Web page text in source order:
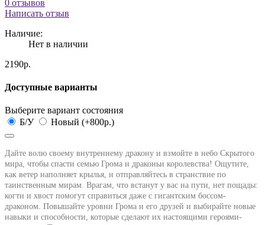
0 отзывов
Написать отзыв
Наличие:
Нет в наличии
2190р.
Доступные варианты
Выберите вариант состояния
Б/У
Новый (+800р.)
Дайте волю своему внутреннему дракону и взмойте в небо Скрытого
мира, чтобы спасти семью Грома и драконьи королевства! Ощутите,
как ветер наполняет крылья, и отправляйтесь в странствие по
таинственным мирам. Врагам, что встанут у вас на пути, нет пощады:
когти и хвост помогут справиться даже с гигантским боссом-
драконом. Повышайте уровни Грома и его друзей и выбирайте новые
навыки и способности, которые сделают их настоящими героями-